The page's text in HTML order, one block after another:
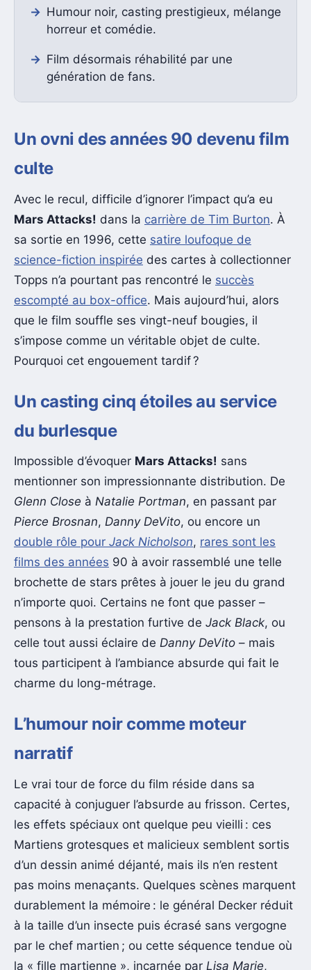
Humour noir, casting prestigieux, mélange
horreur et comédie.
Film désormais réhabilité par une
génération de fans.
Un ovni des années 90 devenu film
culte
Avec le recul, difficile d’ignorer l’impact qu’a eu
Mars Attacks! dans la carrière de Tim Burton. À
sa sortie en 1996, cette satire loufoque de
science-fiction inspirée des cartes à collectionner
Topps n’a pourtant pas rencontré le succès
escompté au box-office. Mais aujourd’hui, alors
que le film souffle ses vingt-neuf bougies, il
s’impose comme un véritable objet de culte.
Pourquoi cet engouement tardif ?
Un casting cinq étoiles au service
du burlesque
Impossible d’évoquer Mars Attacks! sans
mentionner son impressionnante distribution. De
Glenn Close à Natalie Portman, en passant par
Pierce Brosnan, Danny DeVito, ou encore un
double rôle pour Jack Nicholson, rares sont les
films des années 90 à avoir rassemblé une telle
brochette de stars prêtes à jouer le jeu du grand
n’importe quoi. Certains ne font que passer –
pensons à la prestation furtive de Jack Black, ou
celle tout aussi éclaire de Danny DeVito – mais
tous participent à l’ambiance absurde qui fait le
charme du long-métrage.
L’humour noir comme moteur
narratif
Le vrai tour de force du film réside dans sa
capacité à conjuguer l’absurde au frisson. Certes,
les effets spéciaux ont quelque peu vieilli : ces
Martiens grotesques et malicieux semblent sortis
d’un dessin animé déjanté, mais ils n’en restent
pas moins menaçants. Quelques scènes marquent
durablement la mémoire : le général Decker réduit
à la taille d’un insecte puis écrasé sans vergogne
par le chef martien ; ou cette séquence tendue où
la « fille martienne », incarnée par Lisa Marie,